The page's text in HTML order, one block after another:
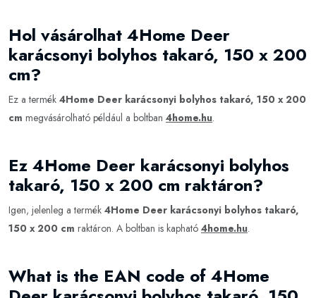
Hol vásárolhat 4Home Deer
karácsonyi bolyhos takaró, 150 x 200
cm?
Ez a termék 4Home Deer karácsonyi bolyhos takaró, 150 x 200
cm megvásárolható például a boltban 4home.hu.
Ez 4Home Deer karácsonyi bolyhos
takaró, 150 x 200 cm raktáron?
Igen, jelenleg a termék 4Home Deer karácsonyi bolyhos takaró,
150 x 200 cm raktáron. A boltban is kapható 4home.hu.
What is the EAN code of 4Home